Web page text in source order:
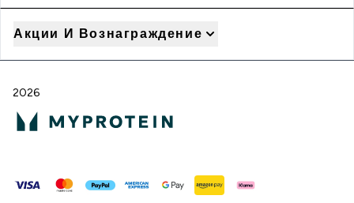
Акции И Вознаграждение
2026